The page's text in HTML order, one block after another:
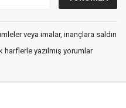
veya imalar, inançlara saldırı
harflerle yazılmış yorumlar